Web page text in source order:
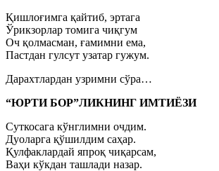
Қишлоғимга қайтиб, эртага
Ўрикзорлар томига чиқгум
Оч қолмасман, ғамимни ема,
Пастдан гулсут узатар гужум.
Дарахтлардан узримни сўра…
“ЮРТИ БОР”ЛИКНИНГ ИМТИЁЗИ
Суткосага кўнглимни очдим.
Дуоларга қўшилдим саҳар.
Қулфаклардай япроқ чиқарсам,
Ваҳи кўкдан ташлади назар.